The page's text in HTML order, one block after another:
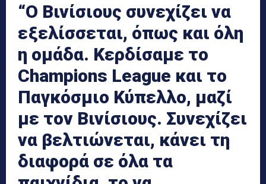
“Ο Βινίσιους συνεχίζει να
εξελίσσεται, όπως και όλη
η ομάδα. Κερδίσαμε το
Champions League και το
Παγκόσμιο Κύπελλο, μαζί
με τον Βινίσιους. Συνεχίζει
να βελτιώνεται, κάνει τη
διαφορά σε όλα τα